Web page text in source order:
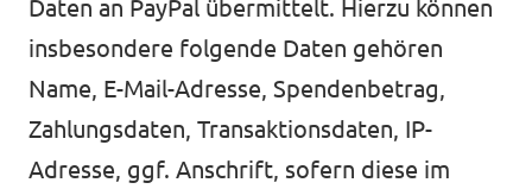
Daten an PayPal übermittelt. Hierzu können
insbesondere folgende Daten gehören
Name, E-Mail-Adresse, Spendenbetrag,
Zahlungsdaten, Transaktionsdaten, IP-
Adresse, ggf. Anschrift, sofern diese im